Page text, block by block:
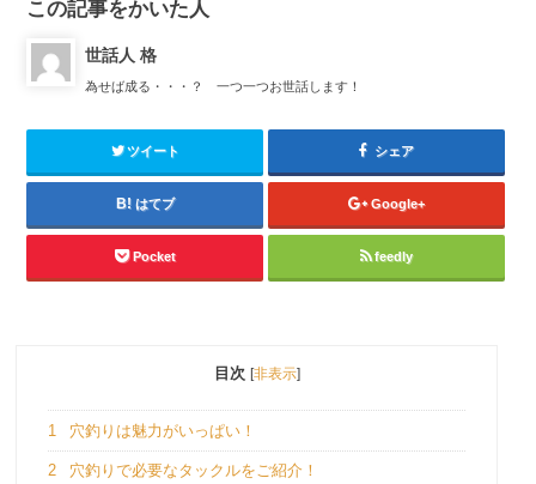
この記事をかいた人
世話人 格
為せば成る・・・？ 一つ一つお世話します！
ツイート シェア
はてブ Google+
Pocket feedly
目次 [非表示]
1 穴釣りは魅力がいっぱい！
2 穴釣りで必要なタックルをご紹介！